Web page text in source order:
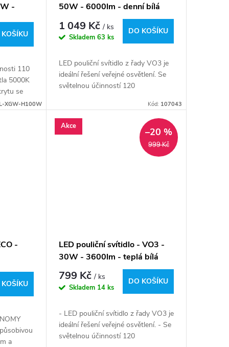
-
110
5000K
se
XGW-H100W
50W - 6000lm - denní bílá
1 049 Kč/ ks
Skladem 63 ks
DO KOŠÍKU
LED pouliční svítidlo z řady VO3 je
ideální řešení veřejné osvětlení. Se
světelnou účinností 120
odolnost vůči povětrnostním...
Kód: 107043
-
a
Akce
999 Kč
–20 %
LED pouliční svítidlo - VO3 -
30W - 3600lm - teplá bílá
799 Kč/ ks
Skladem 14 ks
DO KOŠÍKU
- LED pouliční svítidlo z řady VO3 je
ideální řešení veřejné osvětlení. - Se
světelnou účinností 120